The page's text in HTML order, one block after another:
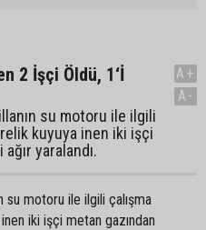
2 İşçi Öldü, 1‘İ
su motoru ile ilgili
kuyuya inen iki işçi
yaralandı.
A+
A-
su motoru ile ilgili çalışma
iki işçi metan gazından